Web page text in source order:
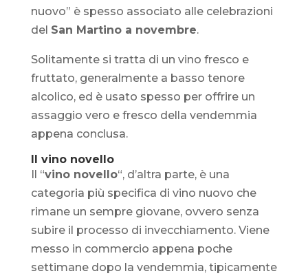
nuovo” è spesso associato alle celebrazioni
del San Martino a novembre.
Solitamente si tratta di un vino fresco e
fruttato, generalmente a basso tenore
alcolico, ed è usato spesso per offrire un
assaggio vero e fresco della vendemmia
appena conclusa.
Il vino novello
Il “vino novello“, d’altra parte, è una
categoria più specifica di vino nuovo che
rimane un sempre giovane, ovvero senza
subire il processo di invecchiamento. Viene
messo in commercio appena poche
settimane dopo la vendemmia, tipicamente